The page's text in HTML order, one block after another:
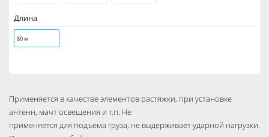
Длина
80 м
Применяется в качестве элементов растяжки, при установке
антенн, мачт освещения и т.п. Не
применяется для подъема груза, не выдерживает ударной нагрузки.